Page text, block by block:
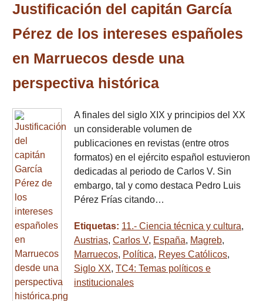
Justificación del capitán García
Pérez de los intereses españoles
en Marruecos desde una
perspectiva histórica
A finales del siglo XIX y principios del XX
un considerable volumen de
publicaciones en revistas (entre otros
formatos) en el ejército español estuvieron
dedicadas al periodo de Carlos V. Sin
embargo, tal y como destaca Pedro Luis
Pérez Frías citando…
Etiquetas: 11.- Ciencia técnica y cultura,
Austrias, Carlos V, España, Magreb,
Marruecos, Política, Reyes Católicos,
Siglo XX, TC4: Temas políticos e
institucionales